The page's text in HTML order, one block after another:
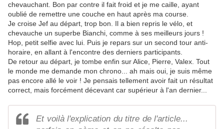
chevauchant. Bon par contre il fait froid et je me caille, ayant
oublié de remettre une couche en haut après ma course.
Je croise Jef au départ, trop bon. Il a bien repris le vélo, et
chevauche un superbe Bianchi, comme à ses meilleurs jours !
Hop, petit selfie avec lui. Puis je repars sur un second tour anti-
horaire, en allant à l'encontre des derniers participants.
De retour au départ, je tombe enfin sur Alice, Pierre, Valex. Tout
le monde me demande mon chrono... ah mais oui, je suis même
pas encore allé le voir ! Je pensais tellement avoir fait un résultat
correct, mais forcément décevant car supérieur à l'an dernier...
Et voilà l'explication du titre de l'article...